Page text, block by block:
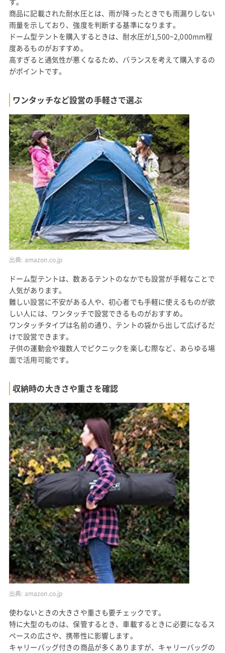
商品に記載された耐水圧とは、雨が降ったときでも雨漏りしない
雨量を示しており、強度を判断する基準になります。
ドーム型テントを購入するときは、耐水圧が1,500~2,000mm程
度あるものがおすすめ。
高すぎると通気性が悪くなるため、バランスを考えて購入するの
がポイントです。
ワンタッチなど設営の手軽さで選ぶ
出典: amazon.co.jp
ドーム型テントは、数あるテントのなかでも設営が手軽なことで
人気があります。
難しい設営に不安がある人や、初心者でも手軽に使えるものが欲
しい人には、ワンタッチで設営できるものがおすすめ。
ワンタッチタイプは名前の通り、テントの袋から出して広げるだ
けで設営できます。
子供の運動会や複数人でピクニックを楽しむ際など、あらゆる場
面で活用可能です。
収納時の大きさや重さを確認
出典: amazon.co.jp
使わないときの大きさや重さも要チェックです。
特に大型のものは、保管するとき、車載するときに必要になるス
ペースの広さや、携帯性に影響します。
キャリーバッグ付きの商品が多くありますが、キャリーバッグの